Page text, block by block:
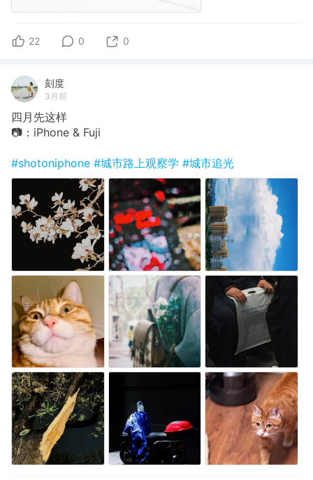
22 0 0
刻度
3月前
四月先这样
📷：iPhone & Fuji
#shotoniphone #城市路上观察学 #城市追光